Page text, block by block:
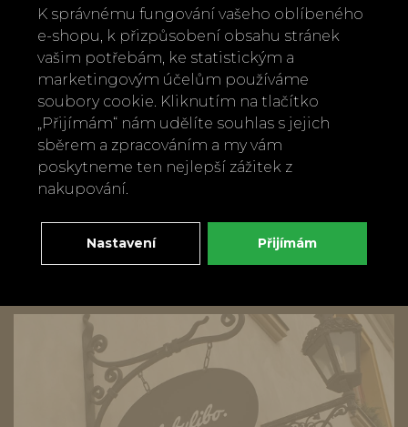
Rozměry: Ø 46 cm
Materiál: certifikované březové dřevo,
melaminový povrch
Výrobce: Jamida, Švédsko
Možno mýt v myčce
Zpět
K správnému fungování vašeho oblíbeného
e-shopu, k přizpůsobení obsahu stránek
vašim potřebám, ke statistickým a
marketingovým účelům používáme
soubory cookie. Kliknutím na tlačítko
„Přijímám“ nám udělíte souhlas s jejich
sběrem a zpracováním a my vám
poskytneme ten nejlepší zážitek z
nakupování.
Nastavení Přijímám